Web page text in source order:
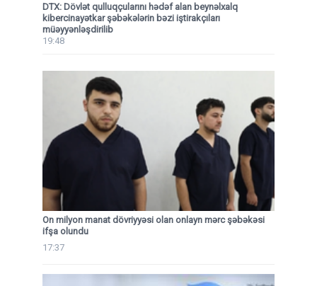
DTX: Dövlət qulluqçularını hədəf alan beynəlxalq
kibercinayətkar şəbəkələrin bəzi iştirakçıları
müəyyənləşdirilib
19:48
On milyon manat dövriyyəsi olan onlayn mərc şəbəkəsi
ifşa olundu
17:37